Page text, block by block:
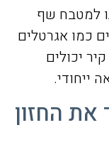
למטבח שף
כמו אגרטלים
יכולים
ייחודי.
את החזון